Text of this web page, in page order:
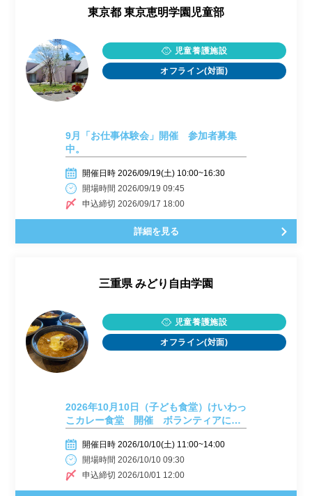
東京都 東京恵明学園児童部
児童養護施設
オフライン(対面)
9月「お仕事体験会」開催 参加者募集
中。
開催日時 2026/09/19(土) 10:00~16:30
開場時間 2026/09/19 09:45
申込締切 2026/09/17 18:00
詳細を見る
三重県 みどり自由学園
児童養護施設
オフライン(対面)
2026年10月10日（子ども食堂）けいわっ
こカレー食堂 開催 ボランティアに参
開催日時 2026/10/10(土) 11:00~14:00
開場時間 2026/10/10 09:30
申込締切 2026/10/01 12:00